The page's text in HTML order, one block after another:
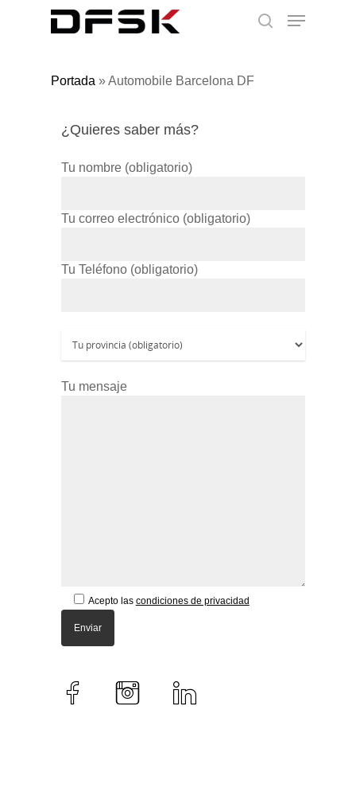
Portada »Automobile Barcelona DF
¿Quieres saber más?
Tu nombre (obligatorio)
Tu correo electrónico (obligatorio)
Tu Teléfono (obligatorio)
Tu mensaje
Acepto las condiciones de privacidad